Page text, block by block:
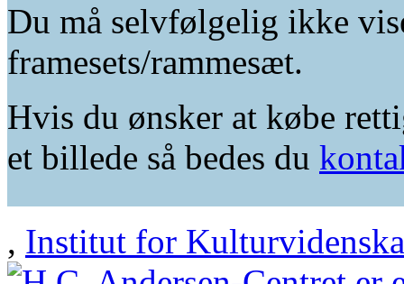
Du må selvfølgelig ikke
framesets/rammesæt.
Hvis du ønsker at købe
et billede så bedes du
, Institut for